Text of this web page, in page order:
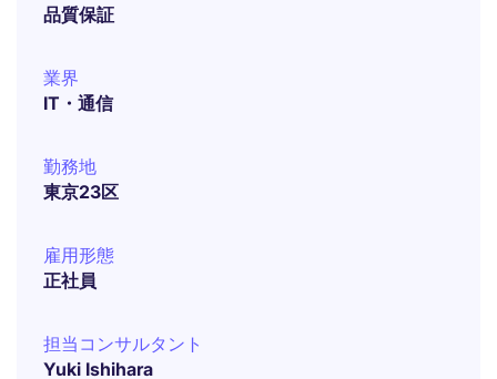
品質保証
業界
IT・通信
勤務地
東京23区
雇用形態
正社員
担当コンサルタント
Yuki Ishihara